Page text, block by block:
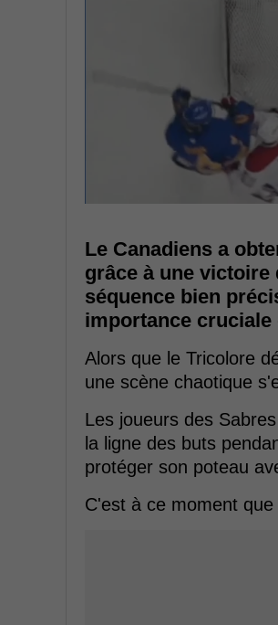
Le Canadiens a
grâce à une victoire
séquence bien
importance
Alors que le Tricolore
une scène chaotique
Les joueurs des
la ligne des buts
protéger son poteau
C'est à ce moment que